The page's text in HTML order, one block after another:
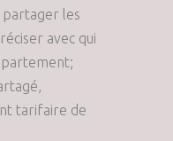
partager les
avec qui
tarifaire de